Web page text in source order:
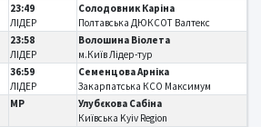
23:49
ЛІДЕР
Солодовник Каріна
Полтавська ДЮКСОТ Валтекс
23:58
ЛІДЕР
Волошина Віолета
м.Київ Лідер-тур
36:59
ЛІДЕР
Семенцова Арніка
Закарпатська КСО Максимум
MP
Улубєкова Сабіна
Київська Kyiv Region